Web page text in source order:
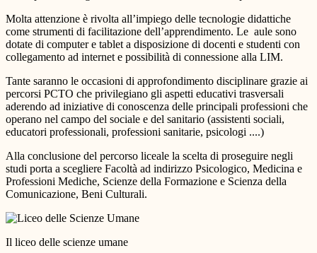
Molta attenzione è rivolta all’impiego delle tecnologie didattiche
come strumenti di facilitazione dell’apprendimento. Le aule sono
dotate di computer e tablet a disposizione di docenti e studenti con
collegamento ad internet e possibilità di connessione alla LIM.
Tante saranno le occasioni di approfondimento disciplinare grazie ai
percorsi PCTO che privilegiano gli aspetti educativi trasversali
aderendo ad iniziative di conoscenza delle principali professioni che
operano nel campo del sociale e del sanitario (assistenti sociali,
educatori professionali, professioni sanitarie, psicologi ....)
Alla conclusione del percorso liceale la scelta di proseguire negli
studi porta a scegliere Facoltà ad indirizzo Psicologico, Medicina e
Professioni Mediche, Scienze della Formazione e Scienza della
Comunicazione, Beni Culturali.
Il liceo delle scienze umane